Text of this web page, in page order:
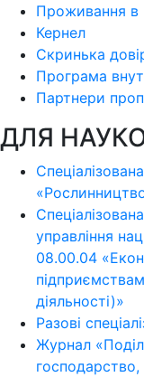
Проживання в
Кернел
Скринька
Програма
Партнери
ДЛЯ
управління
08.00.04
діяльності)»
Разові
Журнал
господарство,